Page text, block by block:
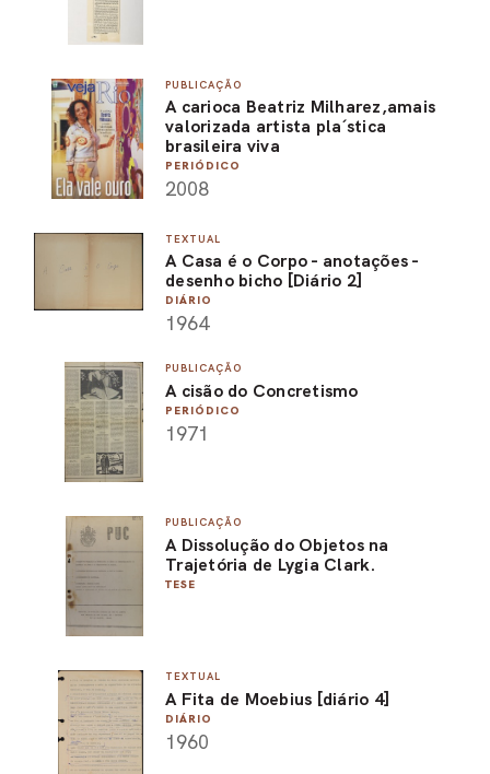
PUBLICAÇÃO
A carioca Beatriz Milharez,amais
valorizada artista pla´stica
brasileira viva
PERIÓDICO
2008
TEXTUAL
A Casa é o Corpo - anotações -
desenho bicho [Diário 2]
DIÁRIO
1964
PUBLICAÇÃO
A cisão do Concretismo
PERIÓDICO
1971
PUBLICAÇÃO
A Dissolução do Objetos na
Trajetória de Lygia Clark.
TESE
TEXTUAL
A Fita de Moebius [diário 4]
DIÁRIO
1960